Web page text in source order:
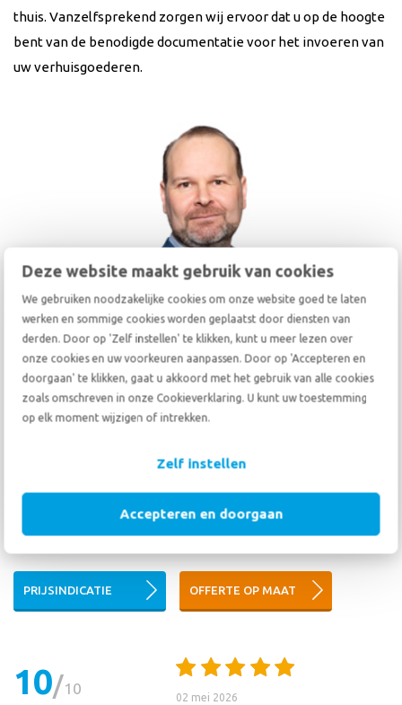
Deze website maakt gebruik van cookies
We gebruiken noodzakelijke cookies om onze website goed te laten
werken en sommige cookies worden geplaatst door diensten van
derden. Door op 'Zelf instellen' te klikken, kunt u meer lezen over
onze cookies en uw voorkeuren aanpassen. Door op 'Accepteren en
doorgaan' te klikken, gaat u akkoord met het gebruik van alle cookies
zoals omschreven in onze Cookieverklaring. U kunt uw toestemming
op elk moment wijzigen of intrekken.
Zelf instellen
Accepteren en doorgaan
thuis. Vanzelfsprekend zorgen wij ervoor dat u op de hoogte
bent van de benodigde documentatie voor het invoeren van
uw verhuisgoederen.
Nico van der Bracht
dienst.
+31 78 69 20 333 of stuur me een
PRIJSINDICATIE OFFERTE OP MAAT
10 10
02 mei 2026